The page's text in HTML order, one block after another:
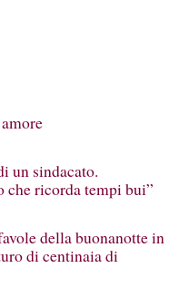
un sindacato.
ricorda tempi bui”
della buonanotte in
di centinaia di